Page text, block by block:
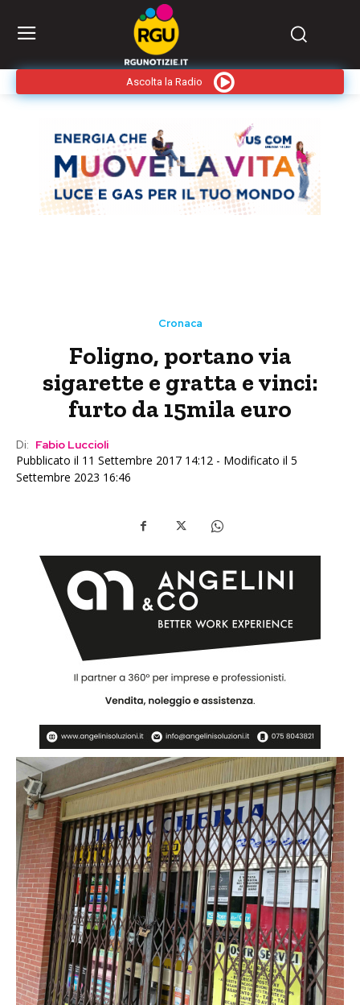
Ascolta la Radio
Cronaca
Foligno, portano via
sigarette e gratta e vinci:
furto da 15mila euro
Di: Fabio Luccioli
Pubblicato il 11 Settembre 2017 14:12 - Modificato il 5
Settembre 2023 16:46